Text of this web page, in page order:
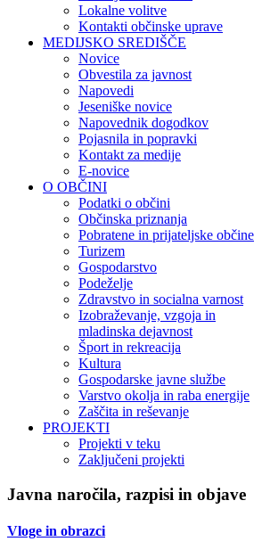
Lokalne volitve
Kontakti občinske uprave
MEDIJSKO SREDIŠČE
Novice
Obvestila za javnost
Napovedi
Jeseniške novice
Napovednik dogodkov
Pojasnila in popravki
Kontakt za medije
E-novice
O OBČINI
Podatki o občini
Občinska priznanja
Pobratene in prijateljske občine
Turizem
Gospodarstvo
Podeželje
Zdravstvo in socialna varnost
Izobraževanje, vzgoja in
mladinska dejavnost
Šport in rekreacija
Kultura
Gospodarske javne službe
Varstvo okolja in raba energije
Zaščita in reševanje
PROJEKTI
Projekti v teku
Zaključeni projekti
Javna naročila, razpisi in objave
Vloge in obrazci